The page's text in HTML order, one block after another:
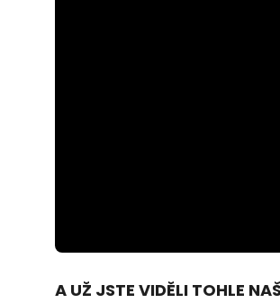
100.00%
A UŽ JSTE VIDĚLI TOHLE